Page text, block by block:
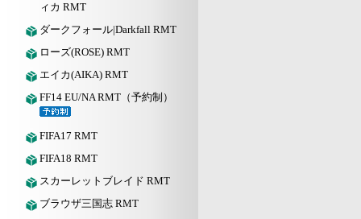
ィカ RMT
ダークフォール|Darkfall RMT
ローズ(ROSE) RMT
エイカ(AIKA) RMT
FF14 EU/NA RMT（予約制）
FIFA17 RMT
FIFA18 RMT
スカーレットブレイド RMT
ブラウザ三国志 RMT